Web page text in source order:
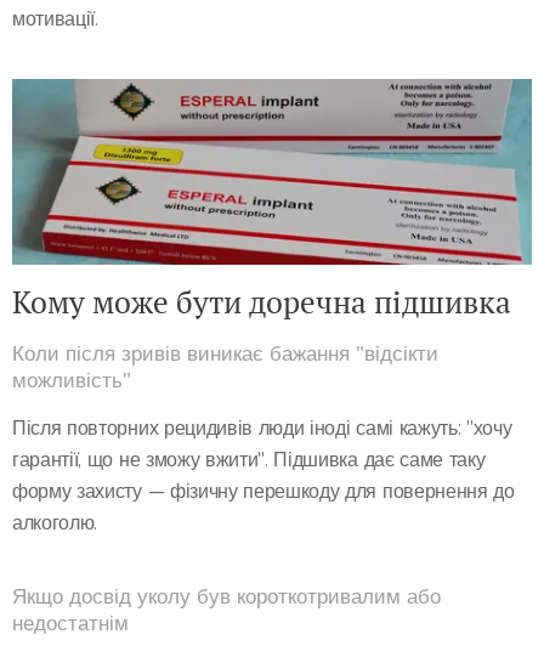
мотивації.
Кому може бути доречна підшивка
Коли після зривів виникає бажання "відсікти
можливість"
Після повторних рецидивів люди іноді самі кажуть: "хочу
гарантії, що не зможу вжити". Підшивка дає саме таку
форму захисту — фізичну перешкоду для повернення до
алкоголю.
Якщо досвід уколу був короткотривалим або
недостатнім